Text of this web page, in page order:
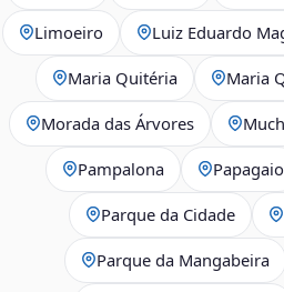
Limoeiro Luiz Eduardo
Maria Quitéria Maria
Morada das Árvores
Pampalona Papagaio
Parque da Cidade
Parque da Mangabeira